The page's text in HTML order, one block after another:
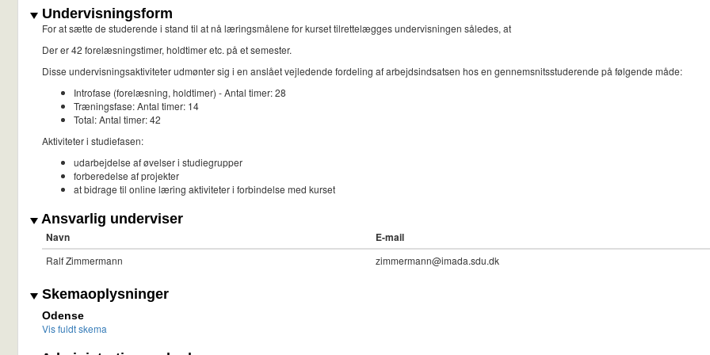
Undervisningsform
For at sætte de studerende i stand til at nå læringsmålene for kurset tilrettelægges undervisningen således, at
Der er 42 forelæsningstimer, holdtimer etc. på et semester.
Disse undervisningsaktiviteter udmønter sig i en anslået vejledende fordeling af arbejdsindsatsen hos en gennemsnitsstuderende på følgende måde:
Introfase (forelæsning, holdtimer) - Antal timer: 28
Træningsfase: Antal timer: 14
Total: Antal timer: 42
Aktiviteter i studiefasen:
udarbejdelse af øvelser i studiegrupper
forberedelse af projekter
at bidrage til online læring aktiviteter i forbindelse med kurset
Ansvarlig underviser
Navn E-mail
Ralf Zimmermann zimmermann@imada.sdu.dk
Skemaoplysninger
Odense
Vis fuldt skema